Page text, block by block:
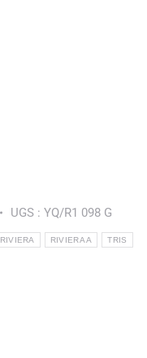
UGS : YQ/R1 098 G
RIVIERA RIVIERA A TRIS